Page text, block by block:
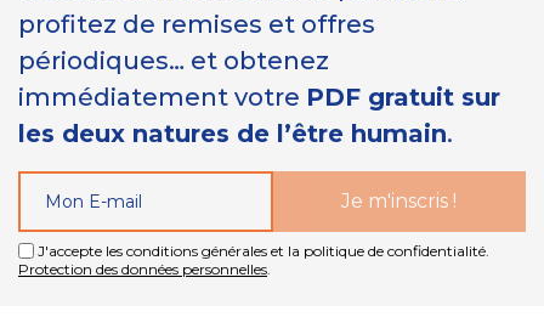
profitez de remises et offres
périodiques… et obtenez
immédiatement votre PDF gratuit sur
les deux natures de l’être humain.
J'accepte les conditions générales et la politique de confidentialité.
Protection des données personnelles